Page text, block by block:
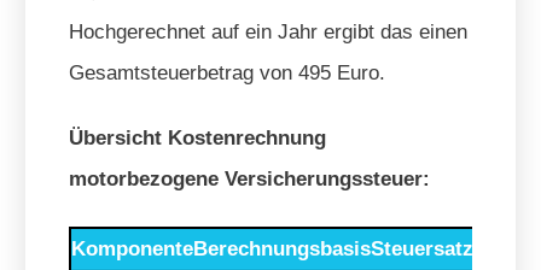
Hochgerechnet auf ein Jahr ergibt das einen
Gesamtsteuerbetrag von 495 Euro.
Übersicht Kostenrechnung
motorbezogene Versicherungssteuer:
KomponenteBerechnungsbasisSteuersatz